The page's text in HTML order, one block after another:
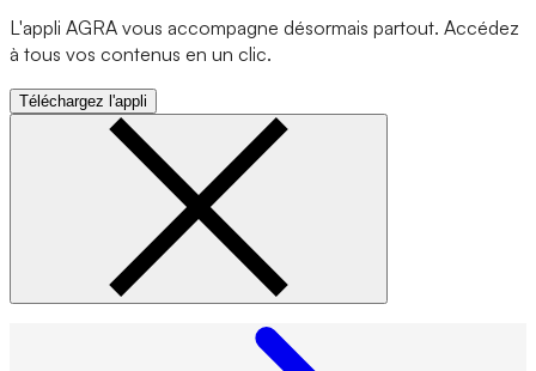
L'appli AGRA vous accompagne désormais partout. Accédez
à tous vos contenus en un clic.
Téléchargez l'appli